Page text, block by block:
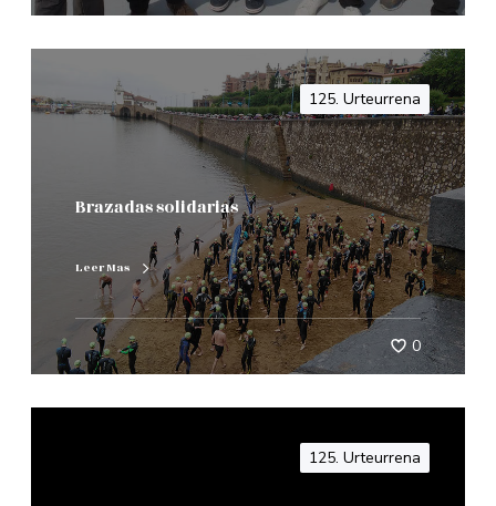
125. Urteurrena
Brazadas solidarias
Leer Mas
0
125. Urteurrena